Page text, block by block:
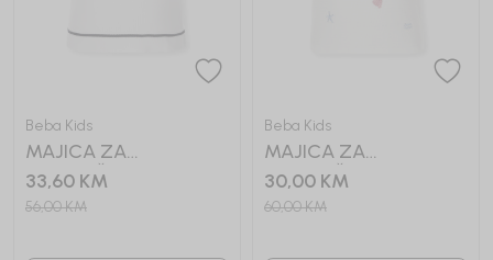
Beba Kids
MAJICA ZA
DJEVOJČICE ARIANA
33,60 KM
56,00KM
Beba Kids
MAJICA ZA
DJEVOJČICE RUBY
30,00 KM
60,00KM